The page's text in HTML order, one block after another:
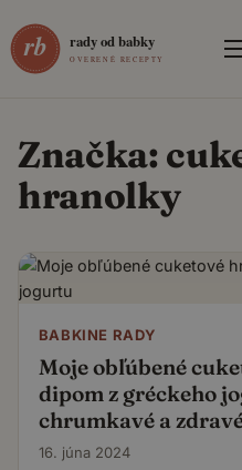
Značka:
hranolky
BABKINE RADY
Moje obľúbené
dipom z gréckeho
chrumkavé a
16. júna 2024